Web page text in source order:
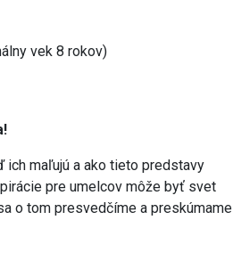
vek 8 rokov)
ich maľujú a ako tieto predstavy
pre umelcov môže byť svet
o tom presvedčíme a preskúmame